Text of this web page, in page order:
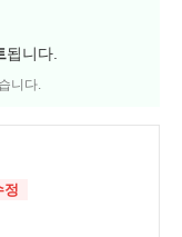
됩니다.
니다.
정